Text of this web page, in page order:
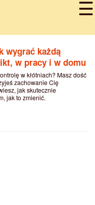
wygrać każdą
w pracy i w domu
w kłótniach? Masz dość
zachowanie Cię
jak skutecznie
jak to zmienić.